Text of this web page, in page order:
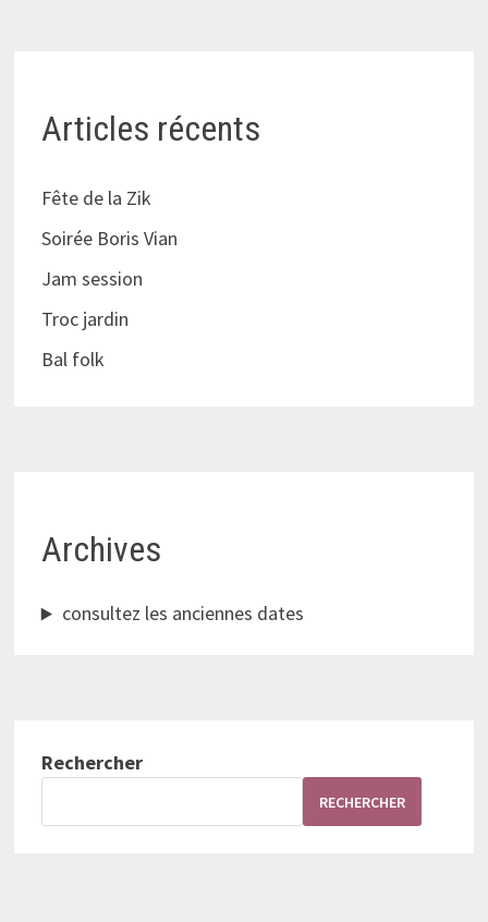
Articles récents
Fête de la Zik
Soirée Boris Vian
Jam session
Troc jardin
Bal folk
Archives
consultez les anciennes dates
Rechercher
RECHERCHER